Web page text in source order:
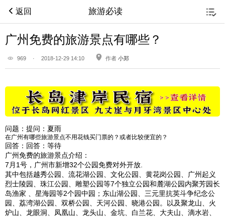
返回 旅游必读
广州免费的旅游景点有哪些？
969 · 2018-12-29 14:10 作者 小郑
问题： 提问：夏雨
在广州有哪些旅游景点不用花钱买门票的？或者比较便宜的？
回答： 回答：等待
广州免费的旅游景点介绍：
7月1号，广州市新增32个公园免费对外开放.
其中包括越秀公园、流花湖公园、文化公园、黄花岗公园、广州起义
烈士陵园、珠江公园、雕塑公园等7个独立公园和麓湖公园内聚芳园长
岛渔家 、星海园等2个园中园；东山湖公园、三元里抗英斗争纪念公
园、荔湾湖公园、双桥公园、天河公园、晓港公园。以及聚龙山、火
炉山、龙眼洞、凤凰山、龙头山、金坑、白兰花、大夫山、滴水岩、